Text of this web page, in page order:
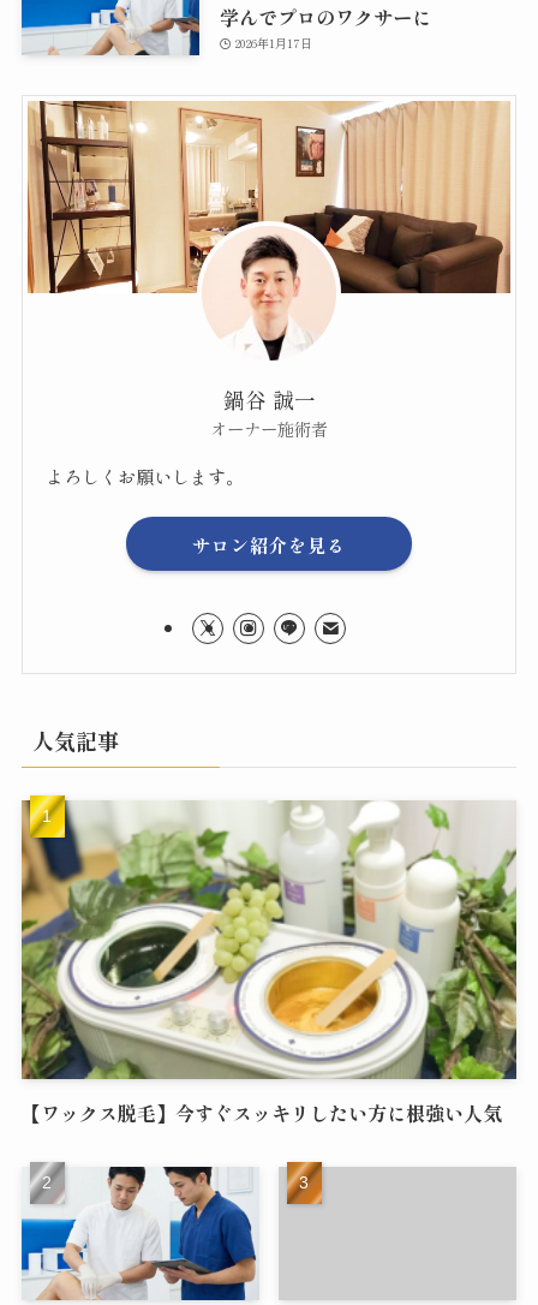
学んでプロのワクサーに
2026年1月17日
鍋谷 誠一
オーナー施術者
よろしくお願いします。
サロン紹介を見る
人気記事
【ワックス脱毛】今すぐスッキリしたい方に根強い人気